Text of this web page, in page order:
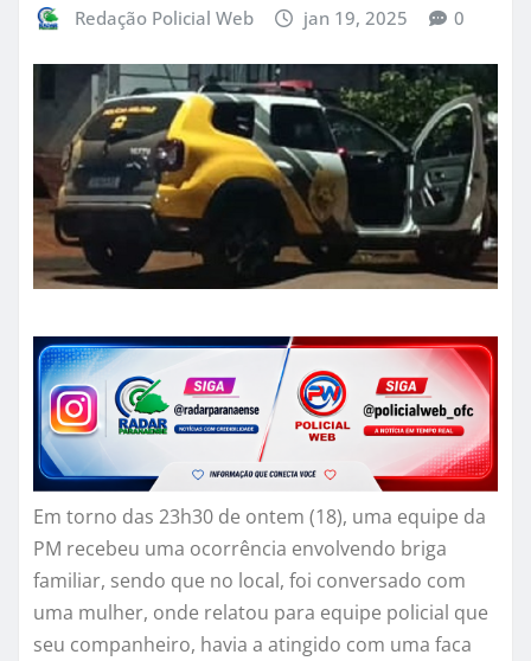
Redação Policial Web jan 19, 2025 0
Em torno das 23h30 de ontem (18), uma equipe da
PM recebeu uma ocorrência envolvendo briga
familiar, sendo que no local, foi conversado com
uma mulher, onde relatou para equipe policial que
seu companheiro, havia a atingido com uma faca